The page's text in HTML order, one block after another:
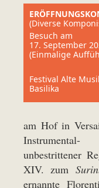
(Diverse
Besuch am
17. September
(Einmalige
Festival Alte
Basilika
am Hof in
unbestrittener
XIV. zum
ernannte